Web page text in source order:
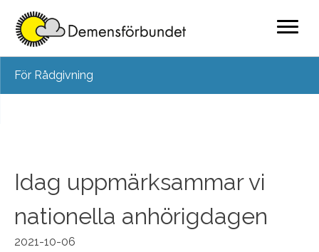
content
För Rådgivning
Idag uppmärksammar vi
nationella anhörigdagen
2021-10-06